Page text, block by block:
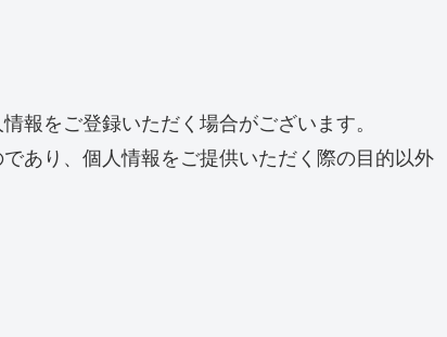
報をご登録いただく場合がございます。
あり、個人情報をご提供いただく際の目的以外